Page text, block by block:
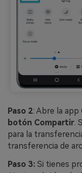
Paso 2: Abre la app
botón Compartir.
para la
transferencia de
Paso 3: Si tienes